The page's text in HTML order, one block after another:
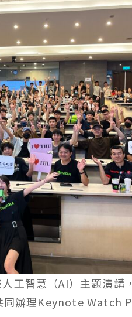
工智慧（AI）主題演講
同辦理Keynote Watch